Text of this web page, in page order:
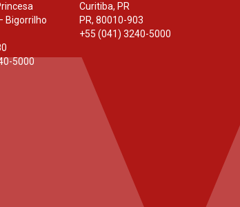
Bigorrilho
5000
Curitiba, PR
PR, 80010-903
+55 (041) 3240-5000